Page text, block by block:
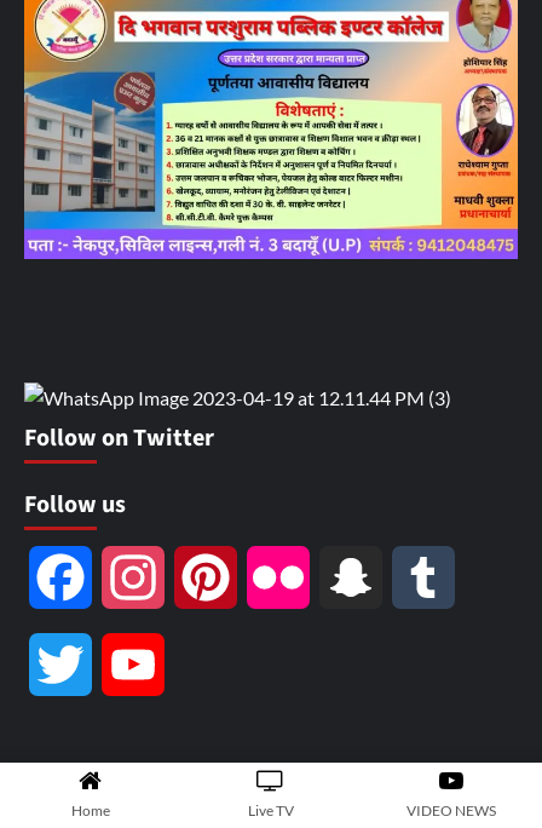
Follow on Twitter
Follow us
Facebook Instagram Pinterest Flickr Snapchat
Twitter
Home Live TV VIDEO NEWS